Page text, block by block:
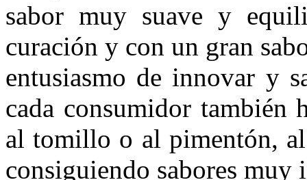
sabor muy suave y
curación y con un gran
entusiasmo de innovar y
cada consumidor también
al tomillo o al pimentón,
consiguiendo sabores muy